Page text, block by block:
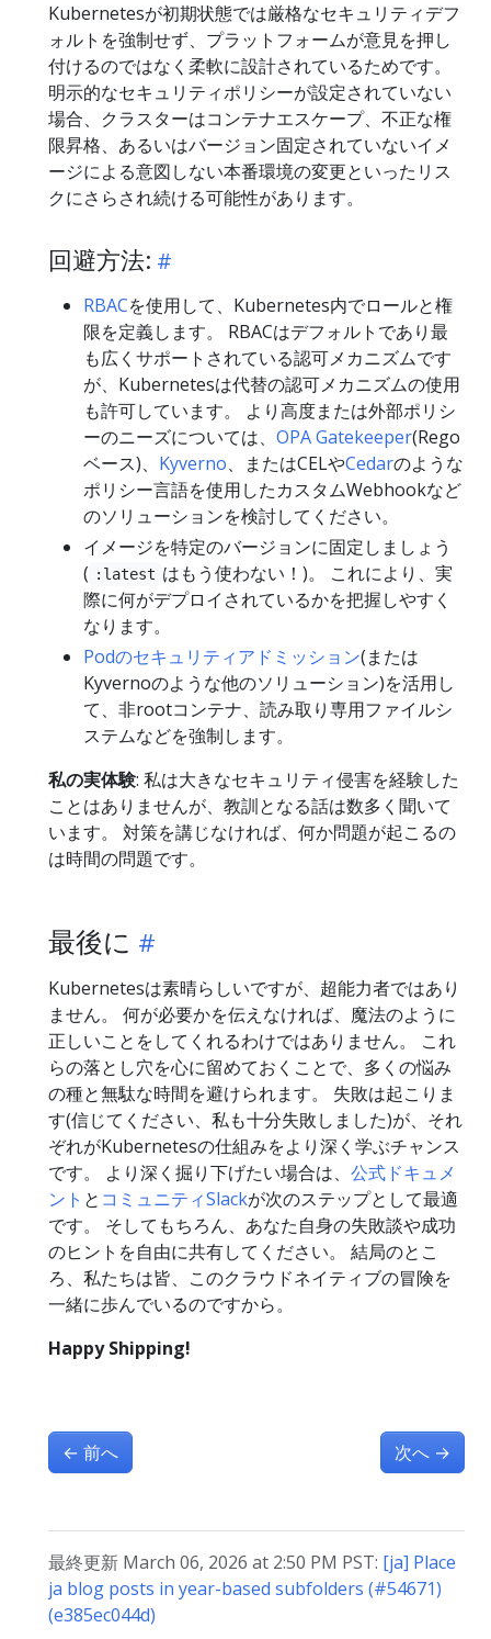
Kubernetesが初期状態では厳格なセキュリティデフ
ォルトを強制せず、プラットフォームが意見を押し
付けるのではなく柔軟に設計されているためです。
明示的なセキュリティポリシーが設定されていない
場合、クラスターはコンテナエスケープ、不正な権
限昇格、あるいはバージョン固定されていないイメ
ージによる意図しない本番環境の変更といったリス
クにさらされ続ける可能性があります。
回避方法:
RBACを使用して、Kubernetes内でロールと権
限を定義します。 RBACはデフォルトであり最
も広くサポートされている認可メカニズムです
が、Kubernetesは代替の認可メカニズムの使用
も許可しています。 より高度または外部ポリシ
ーのニーズについては、 OPA Gatekeeper(Rego
ベース)、 Kyverno、またはCELやCedarのような
ポリシー言語を使用したカスタムWebhookなど
のソリューションを検討してください。
イメージを特定のバージョンに固定しましょう
( :latest はもう使わない！)。 これにより、実
際に何がデプロイされているかを把握しやすく
なります。
Podのセキュリティアドミッション(または
Kyvernoのような他のソリューション)を活用し
て、非rootコンテナ、読み取り専用ファイルシ
ステムなどを強制します。
私の実体験: 私は大きなセキュリティ侵害を経験した
ことはありませんが、教訓となる話は数多く聞いて
います。 対策を講じなければ、何か問題が起こるの
は時間の問題です。
最後に
Kubernetesは素晴らしいですが、超能力者ではあり
ません。 何が必要かを伝えなければ、魔法のように
正しいことをしてくれるわけではありません。 これ
らの落とし穴を心に留めておくことで、多くの悩み
の種と無駄な時間を避けられます。 失敗は起こりま
す(信じてください、私も十分失敗しました)が、それ
ぞれがKubernetesの仕組みをより深く学ぶチャンス
です。 より深く掘り下げたい場合は、 公式ドキュメ
ント と コミュニティSlackが次のステップとして最適
です。 そしてもちろん、あなた自身の失敗談や成功
のヒントを自由に共有してください。 結局のとこ
ろ、私たちは皆、このクラウドネイティブの冒険を
一緒に歩んでいるのですから。
Happy Shipping!
← 前へ 次へ →
最終更新 March 06, 2026 at 2:50 PM PST: [ja] Place
ja blog posts in year-based subfolders (#54671)
(e385ec044d)